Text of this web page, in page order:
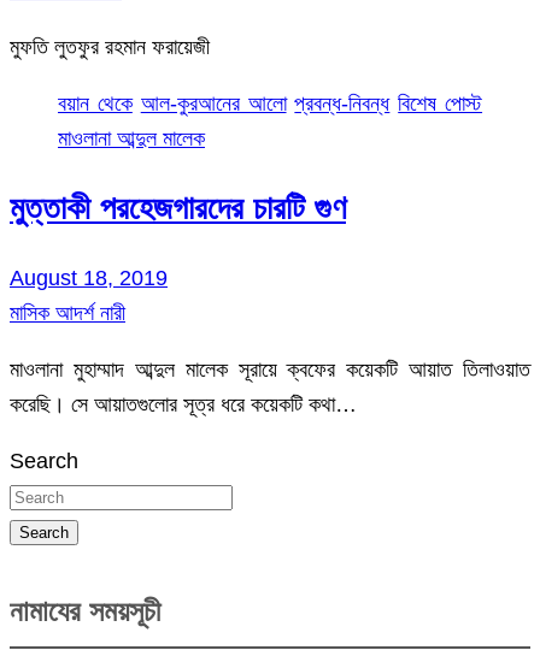
মুফতি লুতফুর রহমান ফরায়েজী
বয়ান থেকে আল-কুরআনের আলো প্রবন্ধ-নিবন্ধ বিশেষ পোস্ট
মাওলানা আব্দুল মালেক
মুত্তাকী পরহেজগারদের চারটি গুণ
August 18, 2019
মাসিক আদর্শ নারী
মাওলানা মুহাম্মাদ আব্দুল মালেক সূরায়ে ক্বফের কয়েকটি আয়াত তিলাওয়াত
করেছি। সে আয়াতগুলোর সূত্র ধরে কয়েকটি কথা…
Search
Search
নামাযের সময়সূচী